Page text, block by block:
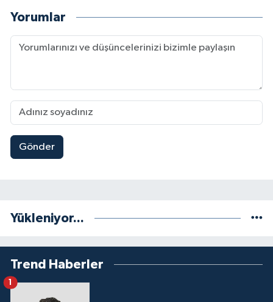
Yorumlar
Gönder
Yükleniyor...
Trend Haberler
1